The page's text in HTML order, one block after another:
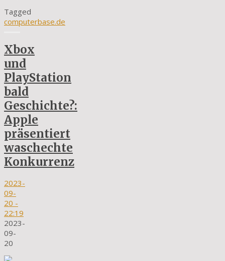
Tagged
computerbase.de
Xbox
und
PlayStation
bald
Geschichte?:
Apple
präsentiert
waschechte
Konkurrenz
2023-
09-
20 -
22:19
2023-
09-
20